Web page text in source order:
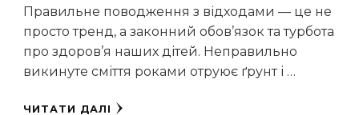
Правильне поводження з відходами — це не
просто тренд, а законний обов’язок та турбота
про здоров’я наших дітей. Неправильно
викинуте сміття роками отруює ґрунт і …
ЧИТАТИ ДАЛІ